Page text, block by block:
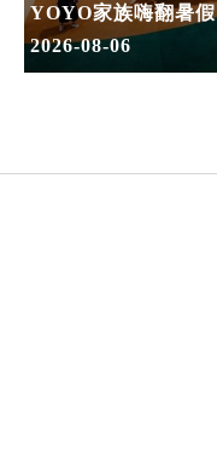
YOYO家族嗨翻暑假
2026-08-06